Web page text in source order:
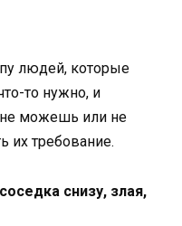
людей, которые
то нужно, и
можешь или не
их требование.
снизу, злая,